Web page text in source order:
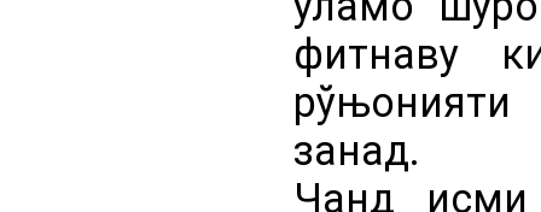
фитнаву
занад.
Чанд